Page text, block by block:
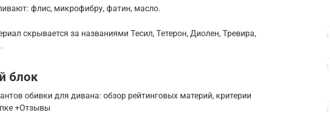
флис, микрофибру, фатин, масло.
скрывается за названиями Тесил, Тетерон, Диолен, Тревира,
блок
обивки для дивана: обзор рейтинговых материй, критерии
+Отзывы